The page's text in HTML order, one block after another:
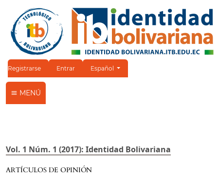
Registrarse Entrar Cambiar el idioma. El idioma actual es:
Español
MENÚ
Vol. 1 Núm. 1 (2017): Identidad Bolivariana
ARTÍCULOS DE OPINIÓN